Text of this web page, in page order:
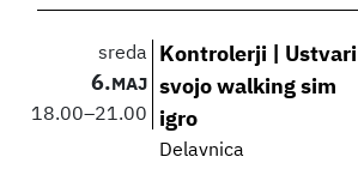
sreda
6.MAJ
18.00–21.00
Kontrolerji | Ustvari
svojo walking sim
igro
Delavnica